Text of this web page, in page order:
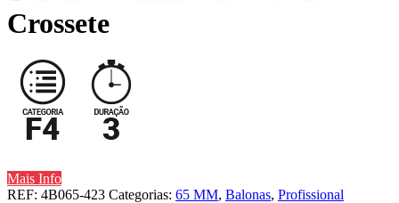
Crossete
Mais Info
REF: 4B065-423 Categorias: 65 MM, Balonas, Profissional